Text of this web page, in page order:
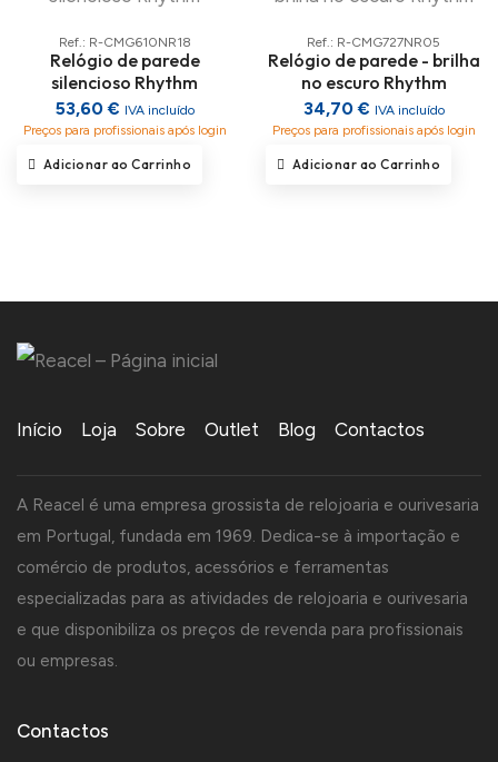
Ref.: R-CMG610NR18
Relógio de parede
silencioso Rhythm
53,60 € IVA incluído
Preços para profissionais após login
Adicionar ao Carrinho
Ref.: R-CMG727NR05
Relógio de parede - brilha
no escuro Rhythm
34,70 € IVA incluído
Preços para profissionais após login
Adicionar ao Carrinho
Início Loja Sobre Outlet Blog Contactos
A Reacel é uma empresa grossista de relojoaria e ourivesaria
em Portugal, fundada em 1969. Dedica-se à importação e
comércio de produtos, acessórios e ferramentas
especializadas para as atividades de relojoaria e ourivesaria
e que disponibiliza os preços de revenda para profissionais
ou empresas.
Contactos